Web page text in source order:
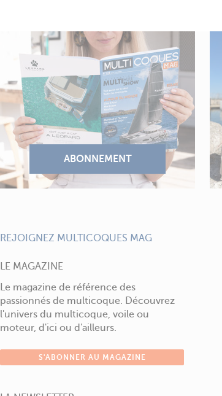
REJOIGNEZ MULTICOQUES MAG
LE MAGAZINE
Le magazine de référence des
passionnés de multicoque. Découvrez
l'univers du multicoque, voile ou
moteur, d'ici ou d'ailleurs.
S'ABONNER AU MAGAZINE